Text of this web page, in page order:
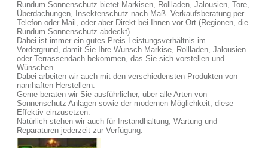
Rundum Sonnenschutz bietet Markisen, Rollladen, Jalousien, Tore,
Überdachungen, Insektenschutz nach Maß. Verkaufsberatung per
Telefon oder Mail, oder aber Direkt bei Ihnen vor Ort (Regionen, die
Rundum Sonnenschutz abdeckt).
Dabei ist immer ein gutes Preis Leistungsverhältnis im
Vordergrund, damit Sie Ihre Wunsch Markise, Rollladen, Jalousien
oder Terrassendach bekommen, das Sie sich vorstellen und
Wünschen.
Dabei arbeiten wir auch mit den verschiedensten Produkten von
namhaften Herstellern.
Gerne beraten wir Sie ausführlicher, über alle Arten von
Sonnenschutz Anlagen sowie der modernen Möglichkeit, diese
Effektiv einzusetzen.
Natürlich stehen wir auch für Instandhaltung, Wartung und
Reparaturen jederzeit zur Verfügung.